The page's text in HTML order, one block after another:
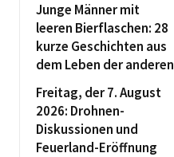
Junge Männer mit
leeren Bierflaschen: 28
kurze Geschichten aus
dem Leben der anderen
Freitag, der 7. August
2026: Drohnen-
Diskussionen und
Feuerland-Eröffnung